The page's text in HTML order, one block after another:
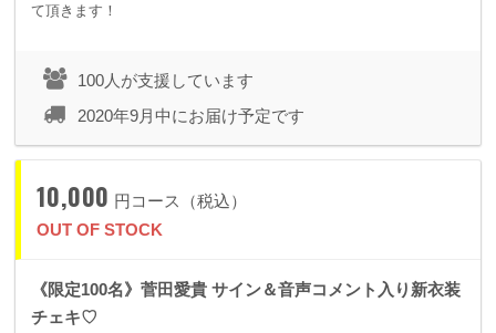
て頂きます！
100人が支援しています
2020年9月中にお届け予定です
10,000 円コース（税込）
OUT OF STOCK
《限定100名》菅田愛貴 サイン＆音声コメント入り新衣装
チェキ♡